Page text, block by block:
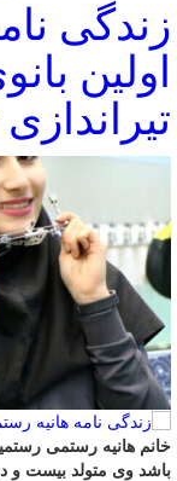
زندگی
اولین
تیراندازی
خانم هانیه رستمی